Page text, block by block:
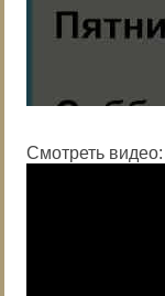
Смотреть видео: